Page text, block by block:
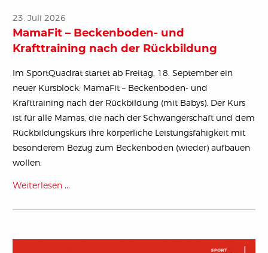
23. Juli 2026
MamaFit – Beckenboden- und
Krafttraining nach der Rückbildung
Im SportQuadrat startet ab Freitag, 18. September ein
neuer Kursblock: MamaFit – Beckenboden- und
Krafttraining nach der Rückbildung (mit Babys). Der Kurs
ist für alle Mamas, die nach der Schwangerschaft und dem
Rückbildungskurs ihre körperliche Leistungsfähigkeit mit
besonderem Bezug zum Beckenboden (wieder) aufbauen
wollen.
Weiterlesen …